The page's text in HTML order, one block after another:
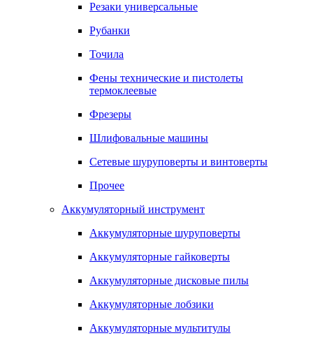
Резаки универсальные
Рубанки
Точила
Фены технические и пистолеты
термоклеевые
Фрезеры
Шлифовальные машины
Сетевые шуруповерты и винтоверты
Прочее
Аккумуляторный инструмент
Аккумуляторные шуруповерты
Аккумуляторные гайковерты
Аккумуляторные дисковые пилы
Аккумуляторные лобзики
Аккумуляторные мультитулы